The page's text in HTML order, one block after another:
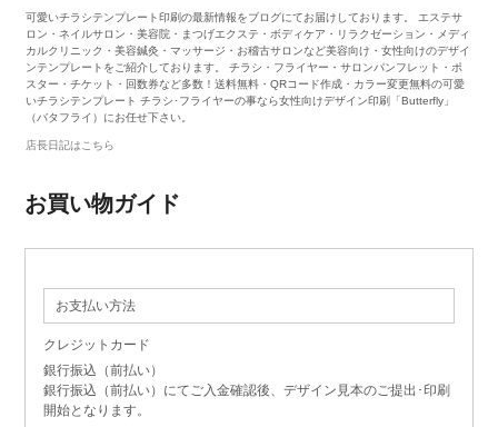
可愛いチラシテンプレート印刷の最新情報をブログにてお届けしております。 エステサ
ロン・ネイルサロン・美容院・まつげエクステ・ボディケア・リラクゼーション・メディ
カルクリニック・美容鍼灸・マッサージ・お稽古サロンなど美容向け・女性向けのデザイ
ンテンプレートをご紹介しております。 チラシ・フライヤー・サロンパンフレット・ポ
スター・チケット・回数券など多数！送料無料・QRコード作成・カラー変更無料の可愛
いチラシテンプレート チラシ･フライヤーの事なら女性向けデザイン印刷「Butterfly」
（バタフライ）にお任せ下さい。
店長日記はこちら
お買い物ガイド
お支払い方法
クレジットカード
銀行振込（前払い）
銀行振込（前払い）にてご入金確認後、デザイン見本のご提出･印刷
開始となります。